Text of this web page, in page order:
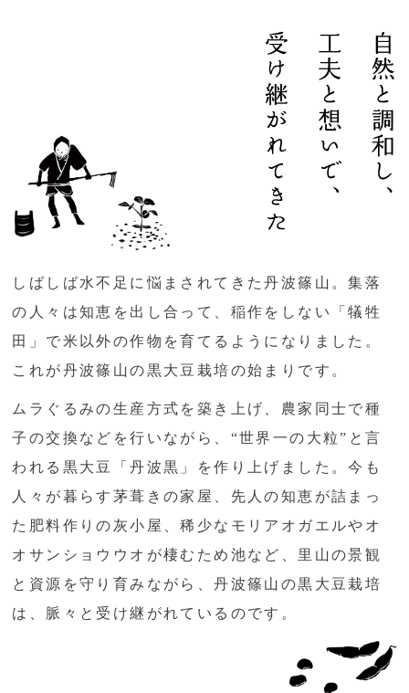
ムラぐるみの生産方式を築き上げ、農家同士で種
子の交換などを行いながら、“世界一の大粒”と言
われる黒大豆「丹波黒」を作り上げました。今も
人々が暮らす茅葺きの家屋、先人の知恵が詰まっ
た肥料作りの灰小屋、稀少なモリアオガエルやオ
オサンショウウオが棲むため池など、里山の景観
と資源を守り育みながら、丹波篠山の黒大豆栽培
は、脈々と受け継がれているのです。
しばしば水不足に悩まされてきた丹波篠山。集落
の人々は知恵を出し合って、稲作をしない「犠牲
田」で米以外の作物を育てるようになりました。
これが丹波篠山の黒大豆栽培の始まりです。